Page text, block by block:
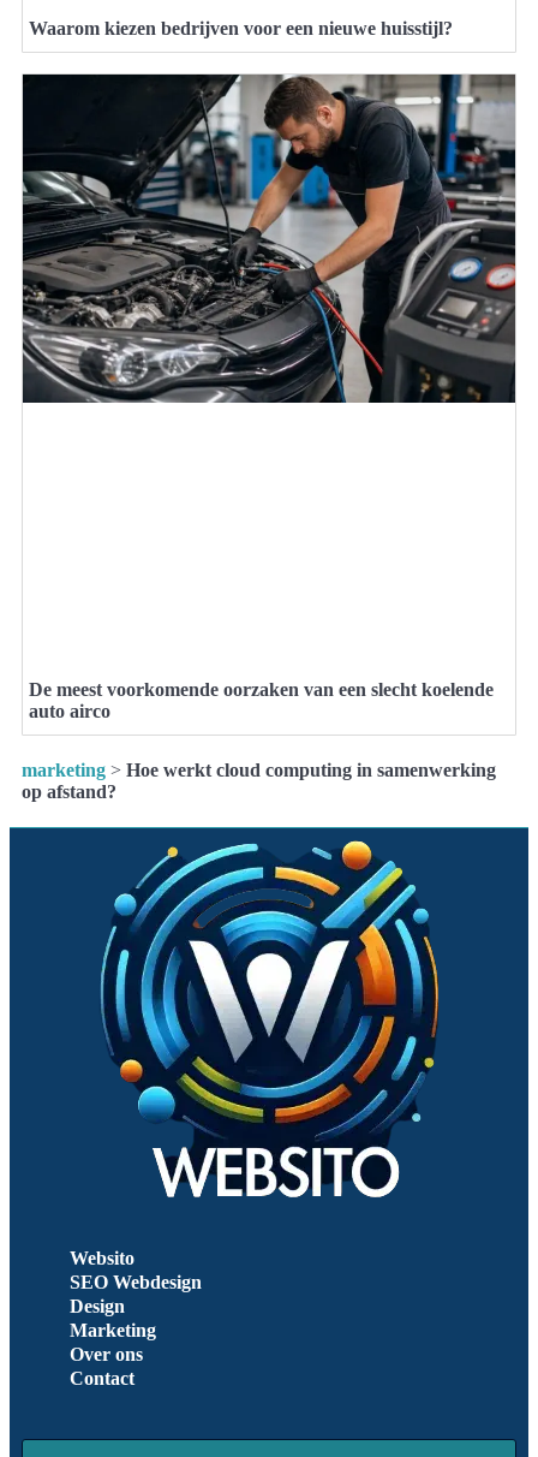
Waarom kiezen bedrijven voor een nieuwe huisstijl?
De meest voorkomende oorzaken van een slecht koelende
auto airco
marketing > Hoe werkt cloud computing in samenwerking
op afstand?
Websito
SEO Webdesign
Design
Marketing
Over ons
Contact